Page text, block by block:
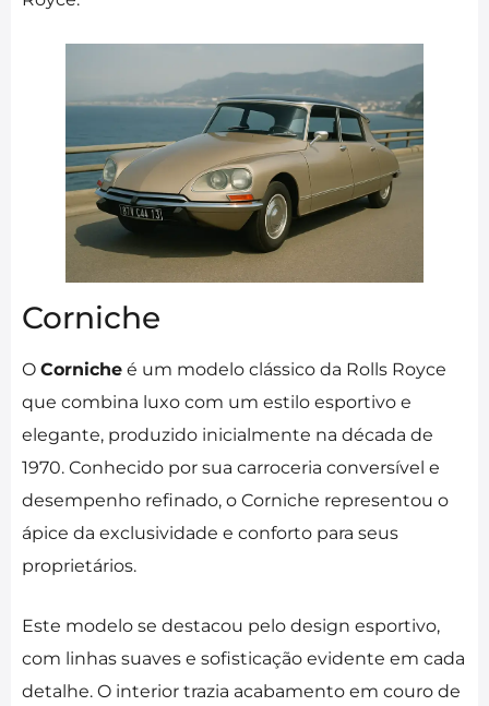
Corniche
O Corniche é um modelo clássico da Rolls Royce
que combina luxo com um estilo esportivo e
elegante, produzido inicialmente na década de
1970. Conhecido por sua carroceria conversível e
desempenho refinado, o Corniche representou o
ápice da exclusividade e conforto para seus
proprietários.
Este modelo se destacou pelo design esportivo,
com linhas suaves e sofisticação evidente em cada
detalhe. O interior trazia acabamento em couro de